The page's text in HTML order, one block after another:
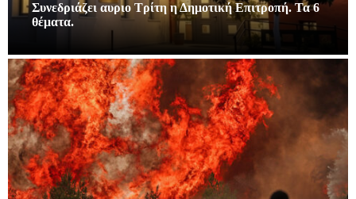
Συνεδριάζει αυριο Τρίτη η Δημοτική Επιτροπή. Τα 6
θέματα.